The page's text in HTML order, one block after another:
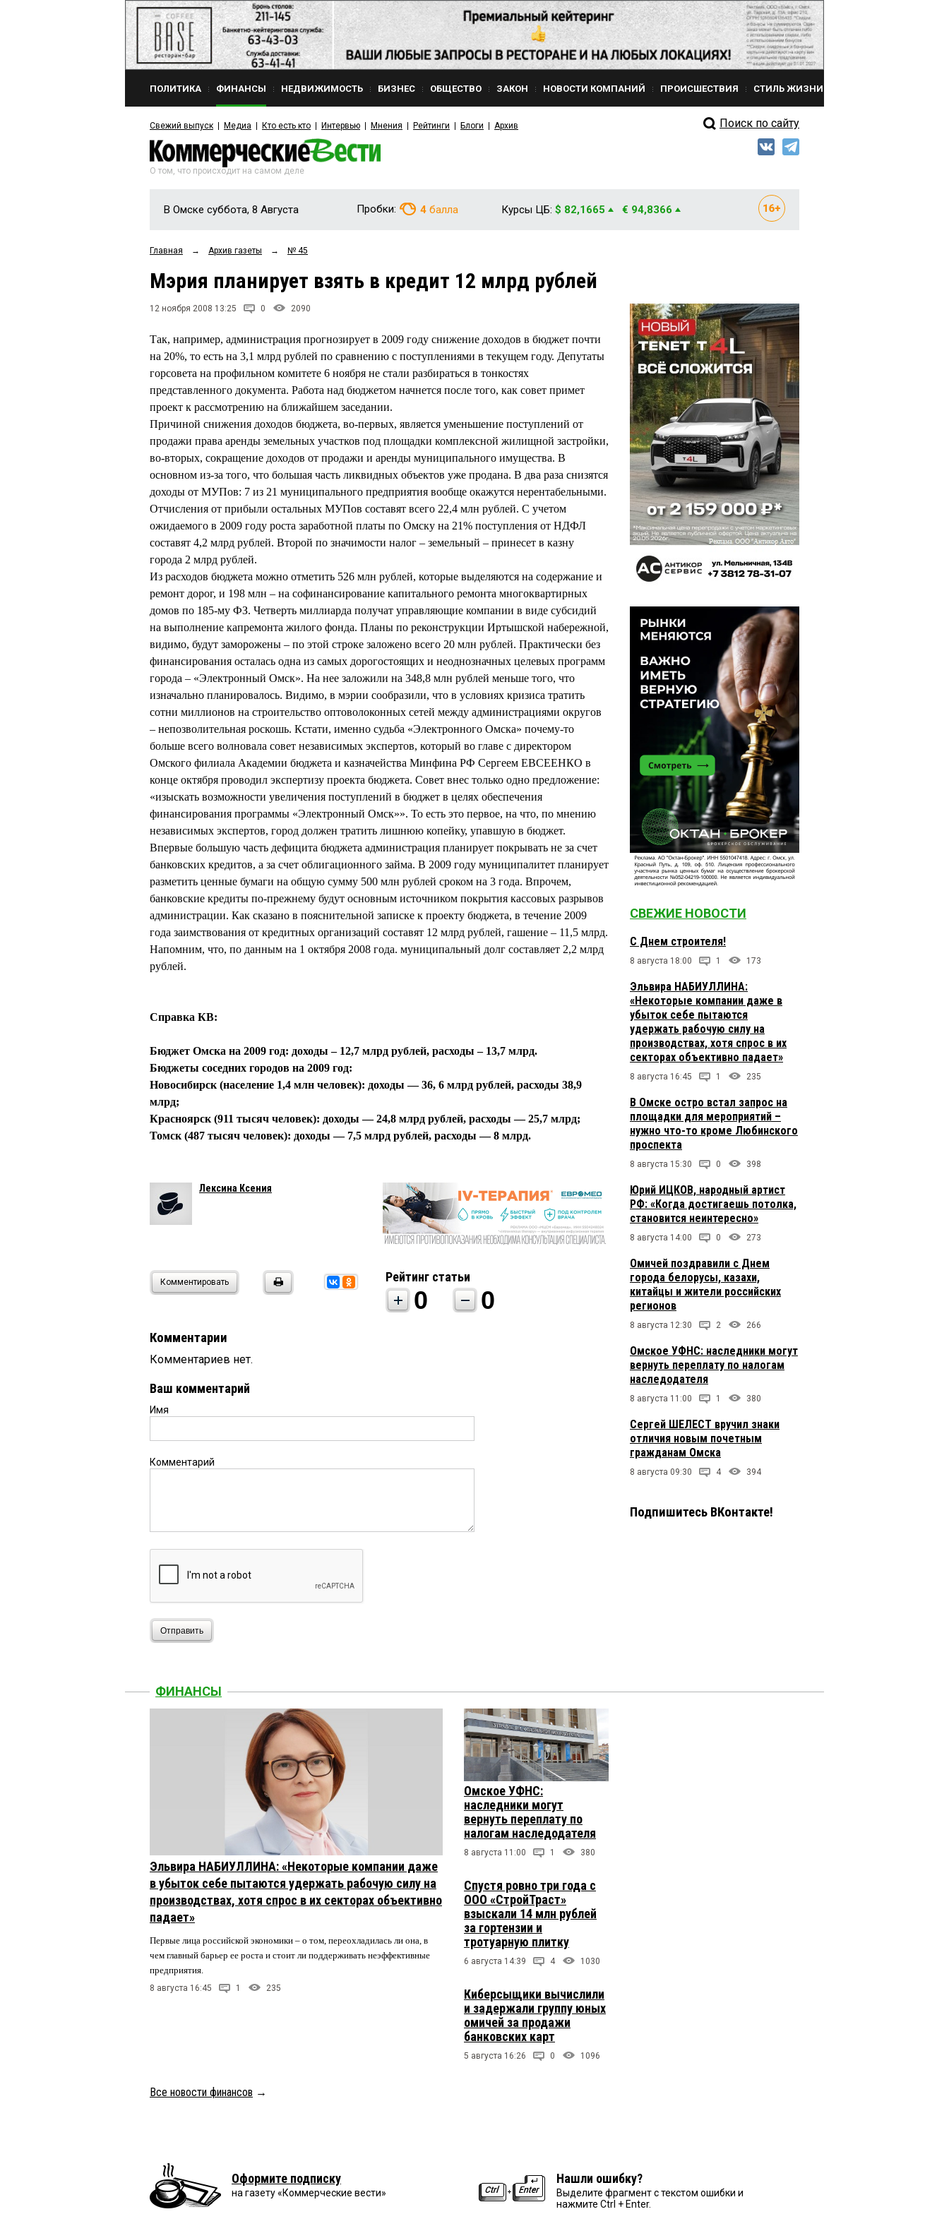
ПОЛИТИКА ФИНАНСЫ НЕДВИЖИМОСТЬ БИЗНЕС ОБЩЕСТВО ЗАКОН НОВОСТИ КОМПАНИЙ ПРОИСШЕСТВИЯ СТИЛЬ ЖИЗНИ
Свежий выпуск Медиа Кто есть кто Интервью Мнения Рейтинги Блоги Архив Поиск по сайту
О том, что происходит на самом деле
В Омске суббота, 8 Августа Пробки: 4 балла Курсы ЦБ: $ 82,1665 € 94,8366
Главная → Архив газеты → № 45
Мэрия планирует взять в кредит 12 млрд рублей
12 ноября 2008 13:25 0 2090
Так, например, администрация прогнозирует в 2009 году снижение доходов в бюджет почти
на 20%, то есть на 3,1 млрд рублей по сравнению с поступлениями в текущем году. Депутаты
горсовета на профильном комитете 6 ноября не стали разбираться в тонкостях
представленного документа. Работа над бюджетом начнется после того, как совет примет
проект к рассмотрению на ближайшем заседании.
Причиной снижения доходов бюджета, во-первых, является уменьшение поступлений от
продажи права аренды земельных участков под площадки комплексной жилищной застройки,
во-вторых, сокращение доходов от продажи и аренды муниципального имущества. В
основном из-за того, что большая часть ликвидных объектов уже продана. В два раза снизятся
доходы от МУПов: 7 из 21 муниципального предприятия вообще окажутся нерентабельными.
Отчисления от прибыли остальных МУПов составят всего 22,4 млн рублей. С учетом
ожидаемого в 2009 году роста заработной платы по Омску на 21% поступления от НДФЛ
составят 4,2 млрд рублей. Второй по значимости налог – земельный – принесет в казну
города 2 млрд рублей.
Из расходов бюджета можно отметить 526 млн рублей, которые выделяются на содержание и
ремонт дорог, и 198 млн – на софинансирование капитального ремонта многоквартирных
домов по 185-му ФЗ. Четверть миллиарда получат управляющие компании в виде субсидий
на выполнение капремонта жилого фонда. Планы по реконструкции Иртышской набережной,
видимо, будут заморожены – по этой строке заложено всего 20 млн рублей. Практически без
финансирования осталась одна из самых дорогостоящих и неоднозначных целевых программ
города – «Электронный Омск». На нее заложили на 348,8 млн рублей меньше того, что
изначально планировалось. Видимо, в мэрии сообразили, что в условиях кризиса тратить
сотни миллионов на строительство оптоволоконных сетей между администрациями округов
– непозволительная роскошь. Кстати, именно судьба «Электронного Омска» почему-то
больше всего волновала совет независимых экспертов, который во главе с директором
Омского филиала Академии бюджета и казначейства Минфина РФ Сергеем ЕВСЕЕНКО в
конце октября проводил экспертизу проекта бюджета. Совет внес только одно предложение:
«изыскать возможности увеличения поступлений в бюджет в целях обеспечения
финансирования программы «Электронный Омск»». То есть это первое, на что, по мнению
независимых экспертов, город должен тратить лишнюю копейку, упавшую в бюджет.
Впервые большую часть дефицита бюджета администрация планирует покрывать не за счет
банковских кредитов, а за счет облигационного займа. В 2009 году муниципалитет планирует
разметить ценные бумаги на общую сумму 500 млн рублей сроком на 3 года. Впрочем,
банковские кредиты по-прежнему будут основным источником покрытия кассовых разрывов
администрации. Как сказано в пояснительной записке к проекту бюджета, в течение 2009
года заимствования от кредитных организаций составят 12 млрд рублей, гашение – 11,5 млрд.
Напомним, что, по данным на 1 октября 2008 года. муниципальный долг составляет 2,2 млрд
рублей.
Справка КВ:
Бюджет Омска на 2009 год: доходы – 12,7 млрд рублей, расходы – 13,7 млрд.
Бюджеты соседних городов на 2009 год:
Новосибирск (население 1,4 млн человек): доходы — 36, 6 млрд рублей, расходы 38,9
млрд;
Красноярск (911 тысяч человек): доходы — 24,8 млрд рублей, расходы — 25,7 млрд;
Томск (487 тысяч человек): доходы — 7,5 млрд рублей, расходы — 8 млрд.
Лексина Ксения
Комментировать Рейтинг статьи
0 0
Комментарии
Комментариев нет.
Ваш комментарий
Имя
Комментарий
Отправить
СВЕЖИЕ НОВОСТИ
С Днем строителя!
8 августа 18:00 1 173
Эльвира НАБИУЛЛИНА:
«Некоторые компании даже в
убыток себе пытаются
удержать рабочую силу на
производствах, хотя спрос в их
секторах объективно падает»
8 августа 16:45 1 235
В Омске остро встал запрос на
площадки для мероприятий –
нужно что-то кроме Любинского
проспекта
8 августа 15:30 0 398
Юрий ИЦКОВ, народный артист
РФ: «Когда достигаешь потолка,
становится неинтересно»
8 августа 14:00 0 273
Омичей поздравили с Днем
города белорусы, казахи,
китайцы и жители российских
регионов
8 августа 12:30 2 266
Омское УФНС: наследники могут
вернуть переплату по налогам
наследодателя
8 августа 11:00 1 380
Сергей ШЕЛЕСТ вручил знаки
отличия новым почетным
гражданам Омска
8 августа 09:30 4 394
Подпишитесь ВКонтакте!
ФИНАНСЫ
Эльвира НАБИУЛЛИНА: «Некоторые компании даже
в убыток себе пытаются удержать рабочую силу на
производствах, хотя спрос в их секторах объективно
падает»
Первые лица российской экономики – о том, переохладилась ли она, в
чем главный барьер ее роста и стоит ли поддерживать неэффективные
предприятия.
8 августа 16:45 1 235
Омское УФНС:
наследники могут
вернуть переплату по
налогам наследодателя
8 августа 11:00 1 380
Спустя ровно три года с
ООО «СтройТраст»
взыскали 14 млн рублей
за гортензии и
тротуарную плитку
6 августа 14:39 4 1030
Киберсыщики вычислили
и задержали группу юных
омичей за продажи
банковских карт
5 августа 16:26 0 1096
Все новости финансов →
Оформите подписку
на газету «Коммерческие вести»
Нашли ошибку?
Выделите фрагмент с текстом ошибки и
нажмите Ctrl + Enter.